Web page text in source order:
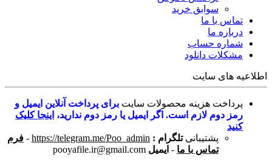
سوابق خرید
تماس با ما
درباره ما
شماره حساب
مشکلات دانلود
اطلاعیه های سایت
پرداخت هزینه محصولات سایت برای پرداخت آنلاین ایمیل و
رمز دوم لازم است. اگر ایمیل یا رمز دوم ندارید، اینجا کلیک
کنید
پشتیبانی تلگرام : https://telegram.me/Poo_admin
- فرم
تماس با ما - ایمیل pooyafile.ir@gmail.com